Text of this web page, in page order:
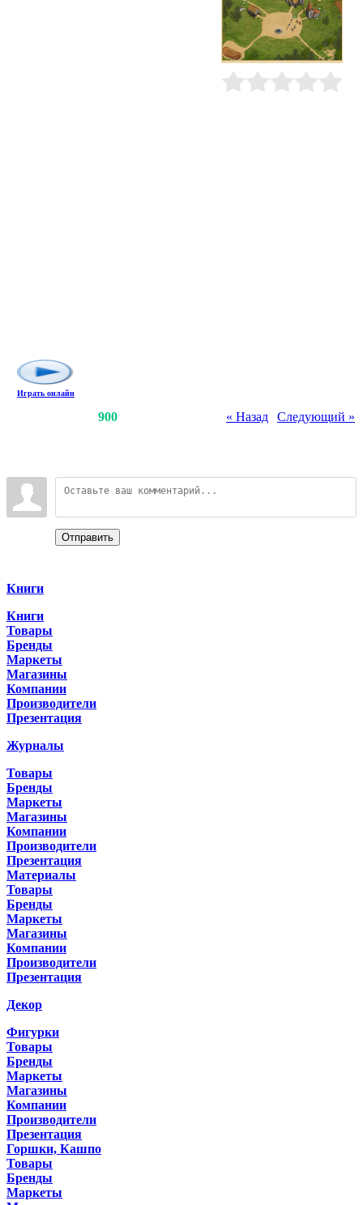
Играть онлайн
« Назад Следующий »
900
Отправить
Книги
Книги
Товары
Бренды
Маркеты
Магазины
Компании
Производители
Презентация
Журналы
Товары
Бренды
Маркеты
Магазины
Компании
Производители
Презентация
Материалы
Товары
Бренды
Маркеты
Магазины
Компании
Производители
Презентация
Декор
Фигурки
Товары
Бренды
Маркеты
Магазины
Компании
Производители
Презентация
Горшки, Кашпо
Товары
Бренды
Маркеты